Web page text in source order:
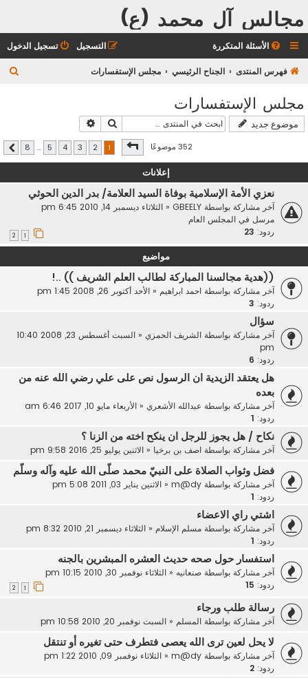
مجالس آل محمد (ع)
الأسئلة المتكررة تسجيل الدخول التسجيل
فهرس المنتدى الجناح الرئيسي مجلس الإستفسارات
ب
مجلس الإستفسارات
موضوع جديد بحث
352 موضوعًا صفحة من8
2
3
4
5
…
8 التالي
إعلانات
نعزي الأمة الإسلامية بوفاة السيد العلامة/ بدر الدين الحوثي
آخر مشاركة بواسطة GBEELY
« الثلاثاء ديسمبر 14, 2010 6:45 pm
مرسل في المجلس العام
ردود: 23
مواضيع
((هدية مجالسنا المباركة لطالب العلم الشريف )) ..!
آخر مشاركة بواسطة احمد ابراهيم« الأحد أكتوبر 26, 2008 1:45 pm
ردود: 3
سؤال
آخر مشاركة بواسطة الشريف الحمزي«
السبت أغسطس 23, 2008 10:40
pm
ردود: 6
هل يعتقد الزيدية ان الرسول نص على علي رضي الله عنه من
بعده
آخر مشاركة بواسطة عبدالله الأشعري« الأربعاء مايو 10, 2017 6:46 am
ردود:
نكاح / هل يجوز للرجل ان ينكح اخته من الزنا ؟
آخر مشاركة بواسطة اصف بن برخيا« الاثنين يوليو 25, 2016 9:58 pm
فضل وثواب الصلاة على النبيّ محمد صلّى الله عليه وآله وسلّم
آخر مشاركة بواسطة m@dy
« الاثنين يناير 03, 2011 5:08 pm
ردود:
اشتي راي الاعضاء
آخر مشاركة بواسطة مسلم الإسلام« الثلاثاء ديسمبر 21, 2010 8:32 pm
ردود:
استفسار حول صحه حديث العشره المبشرين بالجنه
آخر مشاركة بواسطة صنعانيه« الثلاثاء نوفمبر 30, 2010 10:15 pm
ردود: 15
رسالة طلب ورجاء
آخر مشاركة بواسطة المسلم« السبت نوفمبر 20, 2010 10:58 pm
لا يحل لعين ترى الله يعصى فتطرف حتى تغيره أو تنتقل
آخر مشاركة بواسطة m@dy
« الثلاثاء نوفمبر 09, 2010 1:22 pm
ردود: 2